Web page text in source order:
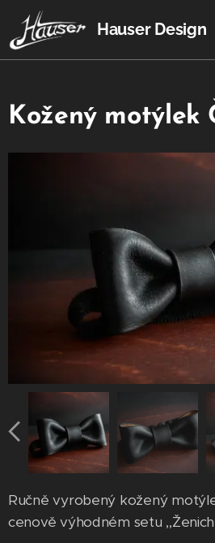
Hauser Design
Kožený motýlek
Ručně vyrobený kožený
cenově výhodném setu